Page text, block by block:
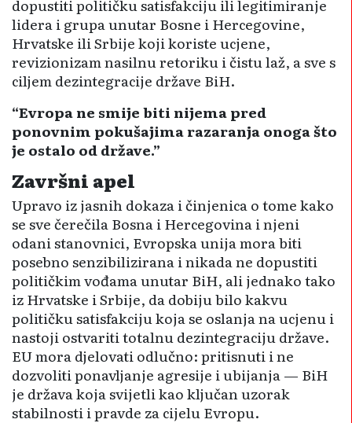
dopustiti političku satisfakciju ili legitimiranje
lidera i grupa unutar Bosne i Hercegovine,
Hrvatske ili Srbije koji koriste ucjene,
revizionizam nasilnu retoriku i čistu laž, a sve s
ciljem dezintegracije države BiH.
“Evropa ne smije biti nijema pred
ponovnim pokušajima razaranja onoga što
je ostalo od države.”
Završni apel
Upravo iz jasnih dokaza i činjenica o tome kako
se sve čerečila Bosna i Hercegovina i njeni
odani stanovnici, Evropska unija mora biti
posebno senzibilizirana i nikada ne dopustiti
političkim vođama unutar BiH, ali jednako tako
iz Hrvatske i Srbije, da dobiju bilo kakvu
političku satisfakciju koja se oslanja na ucjenu i
nastoji ostvariti totalnu dezintegraciju države.
EU mora djelovati odlučno: pritisnuti i ne
dozvoliti ponavljanje agresije i ubijanja — BiH
je država koja svijetli kao ključan uzorak
stabilnosti i pravde za cijelu Evropu.